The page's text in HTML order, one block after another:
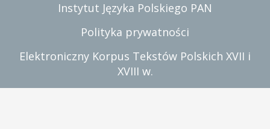
Instytut Języka Polskiego PAN
Polityka prywatności
Elektroniczny Korpus Tekstów Polskich XVII i
XVIII w.